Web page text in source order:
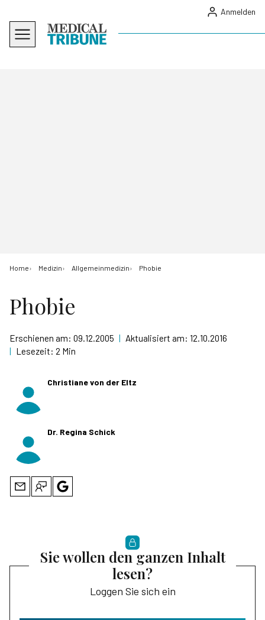
Anmelden
Home Medizin Allgemeinmedizin Phobie
Phobie
Erschienen am: 09.12.2005 | Aktualisiert am: 12.10.2016
| Lesezeit: 2 Min
Christiane von der Eltz
Dr. Regina Schick
Sie wollen den ganzen Inhalt
lesen?
Loggen Sie sich ein